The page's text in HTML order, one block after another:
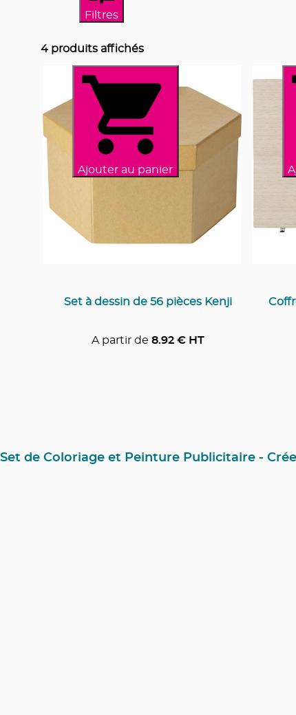
Filtres
4 produits affichés
Ajouter au panier
Set à dessin de 56 pièces Kenji
A partir de 8.92€ HT
Set de Coloriage et Peinture Publicitaire -